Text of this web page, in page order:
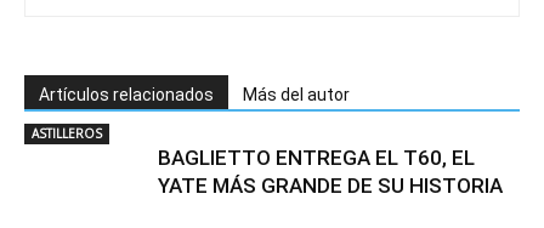
Artículos relacionados Más del autor
ASTILLEROS
BAGLIETTO ENTREGA EL T60, EL
YATE MÁS GRANDE DE SU HISTORIA